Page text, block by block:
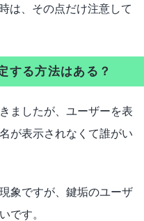
は、その点だけ注意して
する方法はある？
ましたが、ユーザーを表
が表示されなくて誰がい
象ですが、鍵垢のユーザ
です。